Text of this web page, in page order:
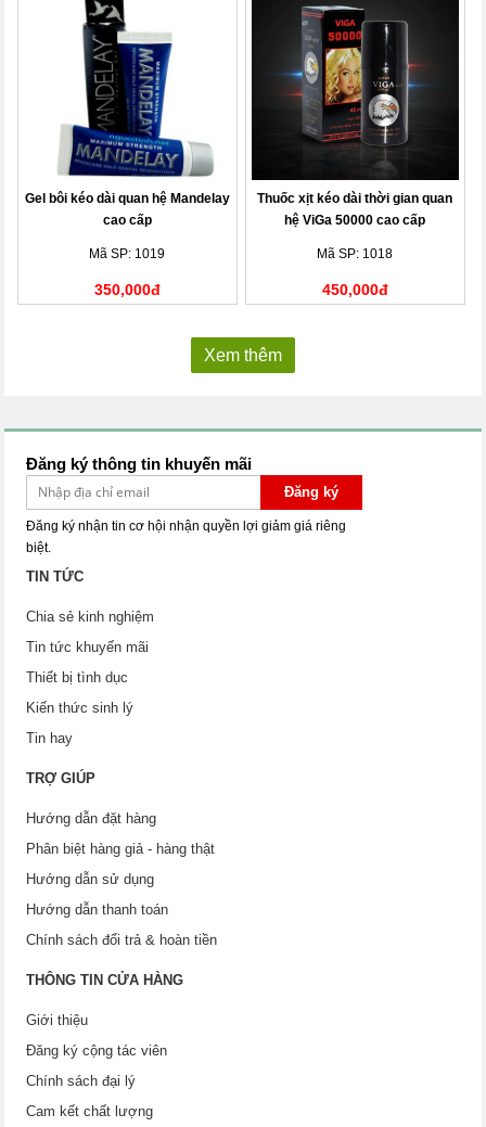
Gel bôi kéo dài quan hệ Mandelay
cao cấp
Mã SP: 1019
350,000đ
Thuốc xịt kéo dài thời gian quan
hệ ViGa 50000 cao cấp
Mã SP: 1018
450,000đ
Xem thêm
Đăng ký thông tin khuyến mãi
Đăng ký
Đăng ký nhận tin cơ hội nhận quyền lợi giảm giá riêng
biệt.
TIN TỨC
Chia sẻ kinh nghiệm
Tin tức khuyến mãi
Thiết bị tình dục
Kiến thức sinh lý
Tin hay
TRỢ GIÚP
Hướng dẫn đặt hàng
Phân biệt hàng giả - hàng thật
Hướng dẫn sử dụng
Hướng dẫn thanh toán
Chính sách đổi trả & hoàn tiền
THÔNG TIN CỬA HÀNG
Giới thiệu
Đăng ký cộng tác viên
Chính sách đại lý
Cam kết chất lượng